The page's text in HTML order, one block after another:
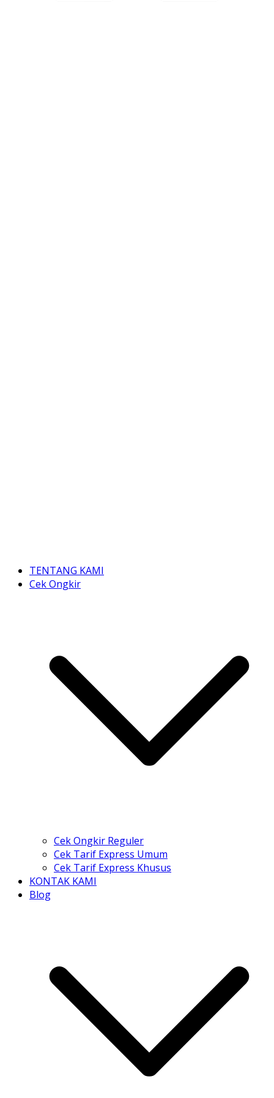
TENTANG KAMI
Cek Ongkir
Cek Ongkir Reguler
Cek Tarif Express Umum
Cek Tarif Express Khusus
KONTAK KAMI
Blog